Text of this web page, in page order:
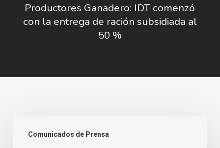
Productores Ganadero: IDT comenzó
con la entrega de ración subsidiada al
50 %
Comunicados de Prensa
Tacuaremboense